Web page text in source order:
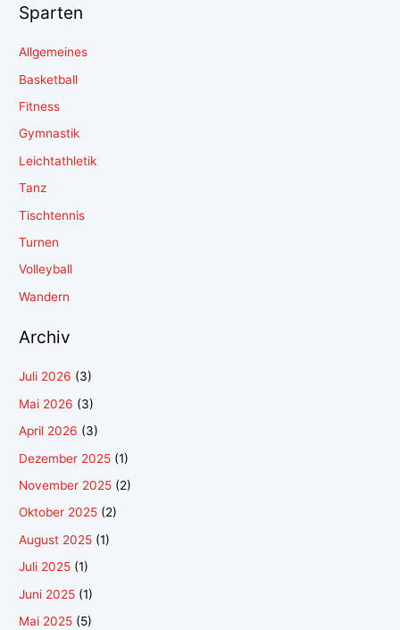
Sparten
Allgemeines
Basketball
Fitness
Gymnastik
Leichtathletik
Tanz
Tischtennis
Turnen
Volleyball
Wandern
Archiv
Juli 2026 (3)
Mai 2026 (3)
April 2026 (3)
Dezember 2025 (1)
November 2025 (2)
Oktober 2025 (2)
August 2025 (1)
Juli 2025 (1)
Juni 2025 (1)
Mai 2025 (5)